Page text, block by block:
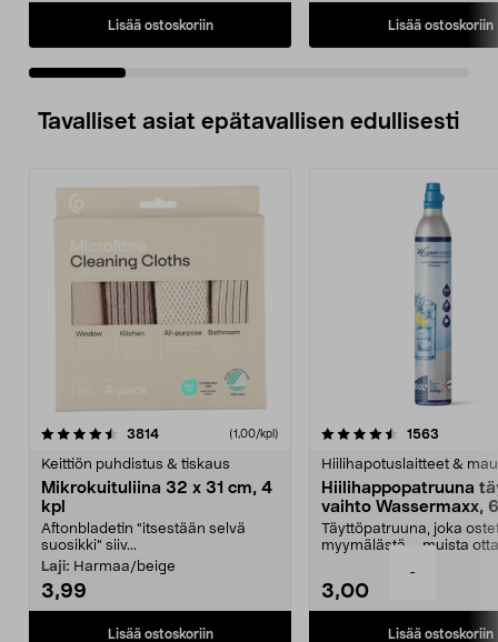
-
Lisää ostoskoriin Lisää ostoskoriin
Tavalliset asiat epätavallisen edullisesti
3814arvostelut (1,00/kpl)
Keittiön puhdistus & tiskaus
Mikrokuituliina 32 x 31 cm, 4
kpl
Aftonbladetin "itsestään selvä
suosikki" siiv...
Laji: Harmaa/beige
3,99
Lisää ostoskoriin
4.5viidestä
1563
Hiilihapotuslaitteet &
Hiilihappopatruuna
vaihto Wassermaxx,
Täyttöpatruuna, joka
myymälästä – muista
3,00
Lisää ostoskoriin
4.5viidestä